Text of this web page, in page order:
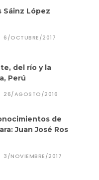
Sáinz López
6/OCTUBRE/2017
del río y la
Perú
26/AGOSTO/2016
de
Juan José Ros
3/NOVIEMBRE/2017